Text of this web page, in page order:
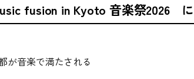
fusion in Kyoto 音楽祭2026
が音楽で満たされる